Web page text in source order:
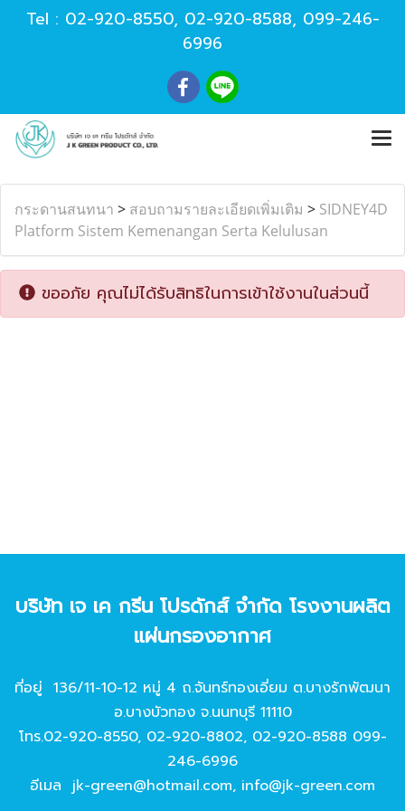
Tel : 02-920-8550, 02-920-8588, 099-246-
6996
กระดานสนทนา > สอบถามรายละเอียดเพิ่มเติม > SIDNEY4D
Platform Sistem Kemenangan Serta Kelulusan
ขออภัย คุณไม่ได้รับสิทธิในการเข้าใช้งานในส่วนนี้
บริษัท เจ เค กรีน โปรดักส์ จํากัด โรงงานผลิต
แผ่นกรองอากาศ
ที่อยู่ 136/11-10-12 หมู่ 4 ถ.จันทร์ทองเอี่ยม ต.บางรักพัฒนา
อ.บางบัวทอง จ.นนทบุรี 11110
โทร.02-920-8550, 02-920-8802, 02-920-8588 099-
246-6996
อีเมล jk-green@hotmail.com, info@jk-green.com